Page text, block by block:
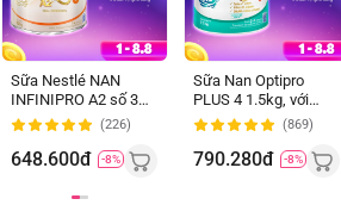
2-6
tuổi
Sữa Nestlé NAN
INFINIPRO A2 số 3
800g (6HMO) (2-6
tuổi)
(226)
648.600đ -8%
2-6
tuổi
Sữa Nan Optipro
PLUS 4 1.5kg, với
5HMO, Công thức từ
Thụy Sĩ (2-6 tuổi)
(Giao bao bì ngẫu
(869)
790.280đ -8%